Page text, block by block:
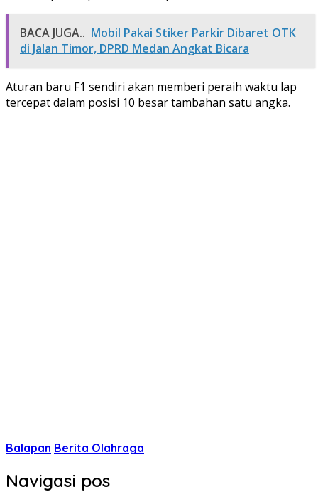
BACA JUGA.. Mobil Pakai Stiker Parkir Dibaret OTK
di Jalan Timor, DPRD Medan Angkat Bicara
Aturan baru F1 sendiri akan memberi peraih waktu lap
tercepat dalam posisi 10 besar tambahan satu angka.
Balapan Berita Olahraga
Navigasi pos